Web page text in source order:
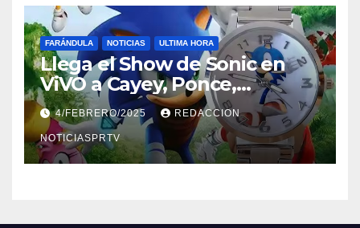
FARÁNDULA NOTICIAS ULTIMA HORA
Llega el Show de Sonic en
ViVO a Cayey, Ponce,
Barceloneta y Humacao,
Relojes gratis para el que
compre ahora….
4/FEBRERO/2025 REDACCION
NOTICIASPRTV